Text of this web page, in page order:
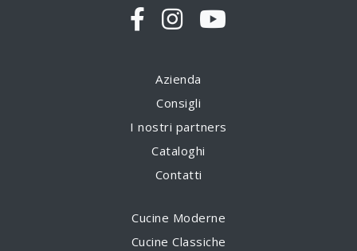
Azienda
Consigli
I nostri partners
Cataloghi
Contatti
Cucine Moderne
Cucine Classiche